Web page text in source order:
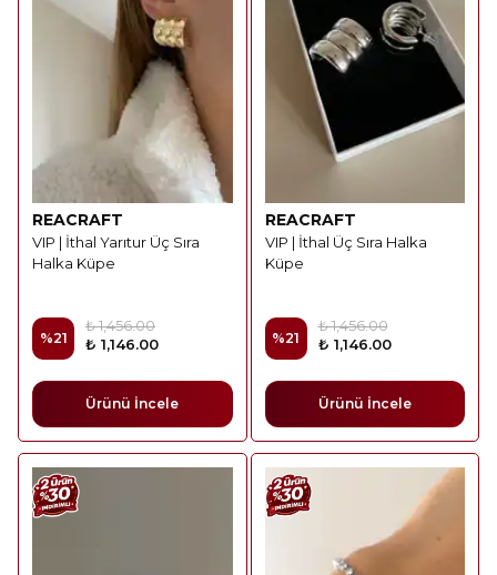
REACRAFT
VIP | İthal Yarıtur Üç Sıra
Halka Küpe
%21
₺ 1,456.00
₺ 1,146.00
Ürünü İncele
REACRAFT
VIP | İthal Üç Sıra Halka
Küpe
%21
₺ 1,456.00
₺ 1,146.00
Ürünü İncele